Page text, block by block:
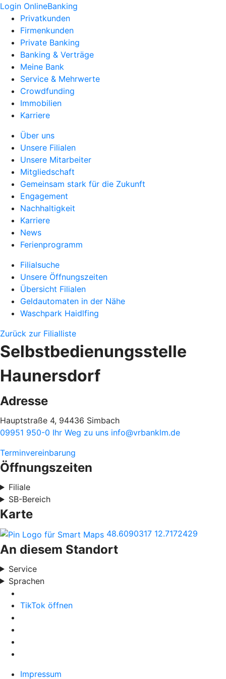
Login OnlineBanking
Privatkunden
Firmenkunden
Private Banking
Banking & Verträge
Meine Bank
Service & Mehrwerte
Crowdfunding
Immobilien
Karriere
Über uns
Unsere Filialen
Unsere Mitarbeiter
Mitgliedschaft
Gemeinsam stark für die Zukunft
Engagement
Nachhaltigkeit
Karriere
News
Ferienprogramm
Filialsuche
Unsere Öffnungszeiten
Übersicht Filialen
Geldautomaten in der Nähe
Waschpark Haidlfing
Zurück zur Filialliste
Selbstbedienungsstelle
Haunersdorf
Adresse
Hauptstraße 4, 94436 Simbach
09951 950-0 Ihr Weg zu uns info@vrbanklm.de
Terminvereinbarung
Öffnungszeiten
Filiale
SB-Bereich
Karte
48.6090317 12.7172429
An diesem Standort
Service
Sprachen
TikTok öffnen
Impressum